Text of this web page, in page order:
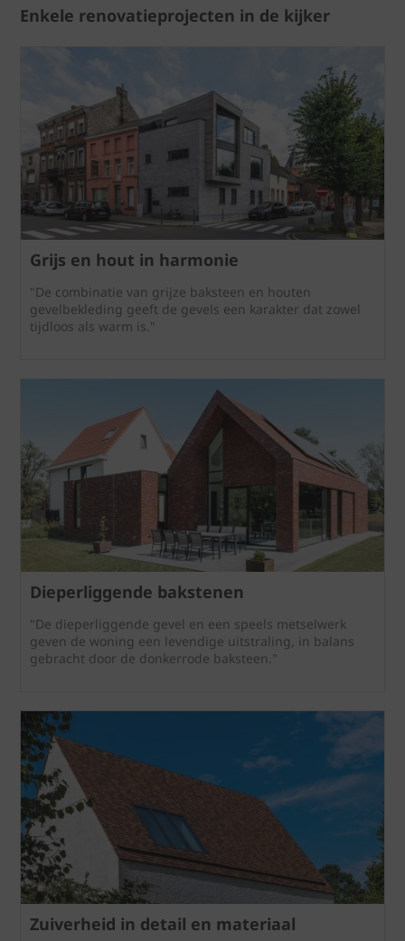
Enkele renovatieprojecten in de kijker
Grijs en hout in harmonie
"De combinatie van grijze baksteen en houten
gevelbekleding geeft de gevels een karakter dat zowel
tijdloos als warm is."
Dieperliggende bakstenen
"De dieperliggende gevel en een speels metselwerk
geven de woning een levendige uitstraling, in balans
gebracht door de donkerrode baksteen."
Zuiverheid in detail en materiaal